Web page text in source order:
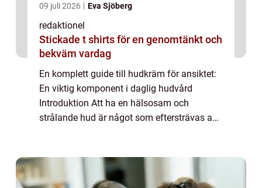
09 juli 2026 Eva Sjöberg
redaktionel
Stickade t shirts för en genomtänkt och
bekväm vardag
En komplett guide till hudkräm för ansiktet:
En viktig komponent i daglig hudvård
Introduktion Att ha en hälsosam och
strålande hud är något som eftersträvas av